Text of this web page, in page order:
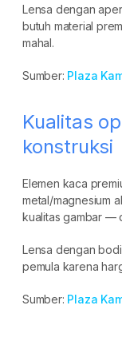
Lensa dengan
butuh material
mahal.
Sumber: Plaza
Kualitas
konstruksi
Elemen kaca
metal/magnesium
kualitas gambar —
Lensa dengan
pemula karena
Sumber: Plaza